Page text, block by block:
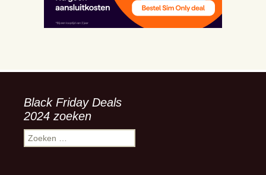
Black Friday Deals
2024 zoeken
Zoeken
naar: